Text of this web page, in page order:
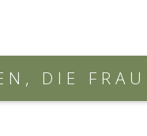
DIE